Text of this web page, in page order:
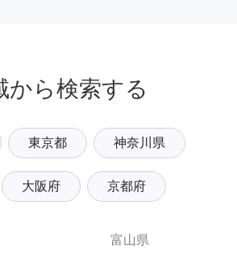
から検索する
東京都 神奈川県
大阪府 京都府
富山県